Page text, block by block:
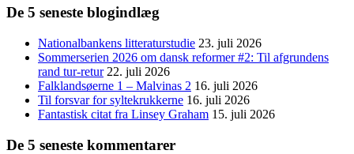
De 5 seneste blogindlæg
Nationalbankens litteraturstudie 23. juli 2026
Sommerserien 2026 om dansk reformer #2: Til afgrundens
rand tur-retur 22. juli 2026
Falklandsøerne 1 – Malvinas 2 16. juli 2026
Til forsvar for syltekrukkerne 16. juli 2026
Fantastisk citat fra Linsey Graham 15. juli 2026
De 5 seneste kommentarer